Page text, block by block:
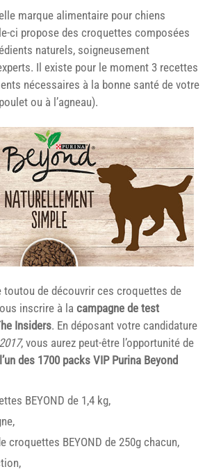
marque alimentaire pour chiens
ci propose des croquettes composées
naturels, soigneusement
Il existe pour le moment 3 recettes
nécessaires à la bonne santé de votre
ou à l’agneau).
toutou de découvrir ces croquettes de
inscrire à la campagne de test
Insiders. En déposant votre candidature
, vous aurez peut-être l’opportunité de
des 1700 packs VIP Purina Beyond
BEYOND de 1,4 kg,
croquettes BEYOND de 250g chacun,